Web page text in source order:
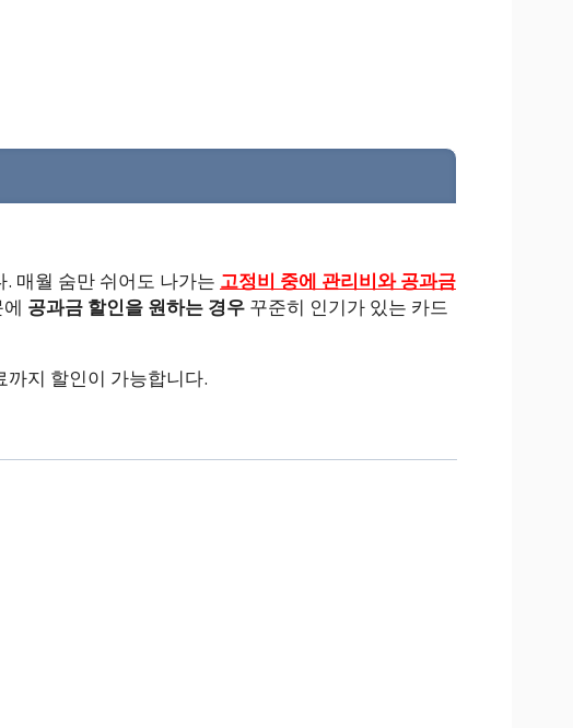
매월 숨만 쉬어도 나가는 고정비 중에 관리비와 공과금
공과금 할인을 원하는 경우 꾸준히 인기가 있는 카드
지 할인이 가능합니다.